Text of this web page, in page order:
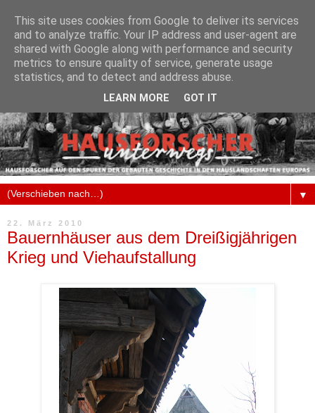
▼
22. März 2010
Bauernhäuser aus dem Dreißigjährigen
Krieg und Viehaufstallung
This site uses cookies from Google to deliver its services
and to analyze traffic. Your IP address and user-agent are
shared with Google along with performance and security
metrics to ensure quality of service, generate usage
statistics, and to detect and address abuse.
LEARN MORE GOT IT